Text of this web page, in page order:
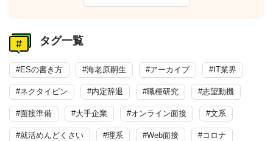
タグ一覧
#ESの書き方 #海老原嗣生 #アーカイブ #IT業界
#ネクタイピン #内定辞退 #職種研究 #志望動機
#面接準備 #大手企業 #オンライン面接 #文系
#就活めんどくさい #理系 #Web面接 #コロナ